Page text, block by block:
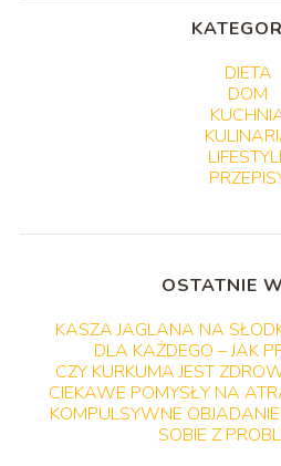
DIETA
DOM
OSTATNIE
KASZA JAGLANA NA
DLA KAŻDEGO – JAK
CZY KURKUMA JEST
CIEKAWE POMYSŁY NA
KOMPULSYWNE
SOBIE Z